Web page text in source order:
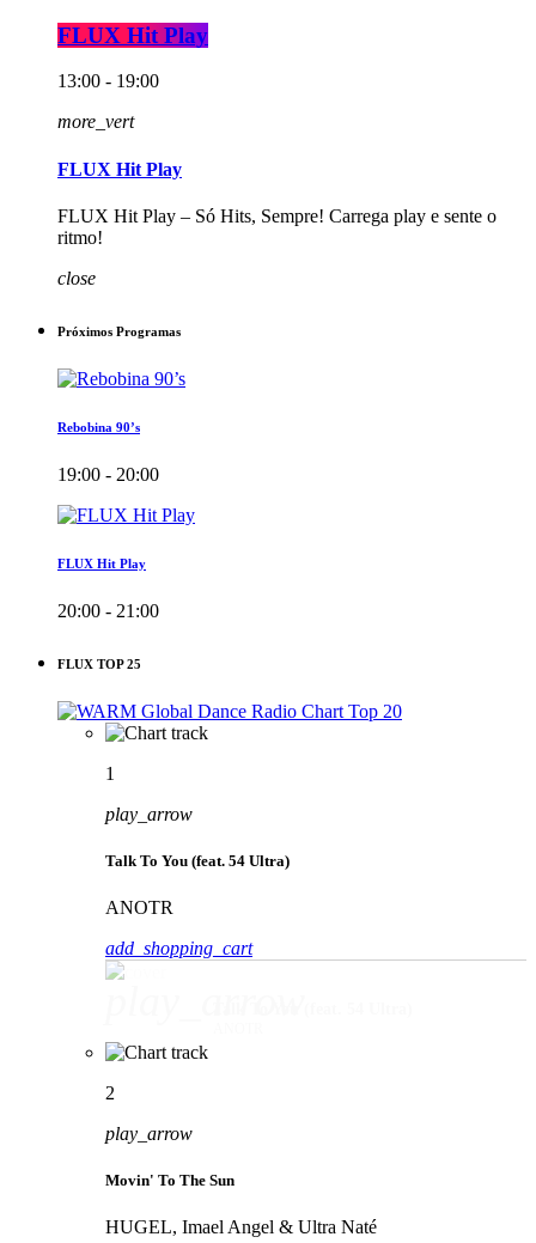
FLUX Hit Play
13:00 - 19:00
more_vert
FLUX Hit Play
FLUX Hit Play – Só Hits, Sempre! Carrega play e sente o
ritmo!
close
Próximos Programas
Rebobina 90’s
19:00 - 20:00
FLUX Hit Play
20:00 - 21:00
FLUX TOP 25
1
play_arrow
Talk To You (feat. 54 Ultra)
ANOTR
add_shopping_cart
2
play_arrow
Movin' To The Sun
HUGEL, Imael Angel & Ultra Naté